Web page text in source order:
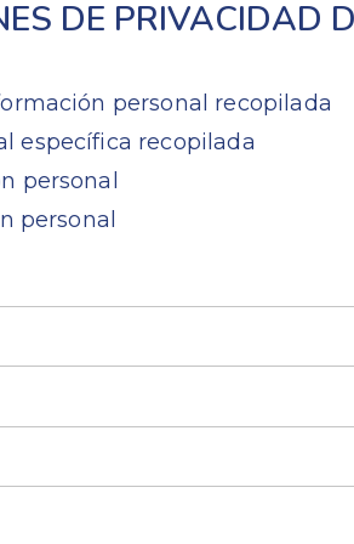
DE PRIVACIDAD
personal recopilada
específica recopilada
personal
personal